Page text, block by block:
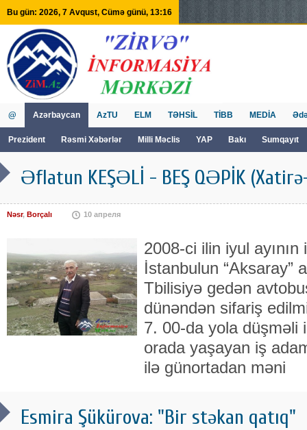
Bu gün: 2026, 7 Avqust, Cümə günü, 13:16
@ Azərbaycan
Prezident Rəsmi Xəbərlər Milli Məclis YAP Bakı Sumqayıt
AzTU ELM TƏHSİL TİBB MEDİA
Əflatun KEŞƏLİ - BEŞ QƏPİK
Nəsr, Borçalı 10 апреля
2008-ci ilin iyul
İstanbulun “Aksaray”
Tbilisiyə gedən
dünəndən sifariş
7. 00-da yola düşməli
orada yaşayan iş
ilə günortadan məni
Esmira Şükürova: "Bir stəkan qatıq"